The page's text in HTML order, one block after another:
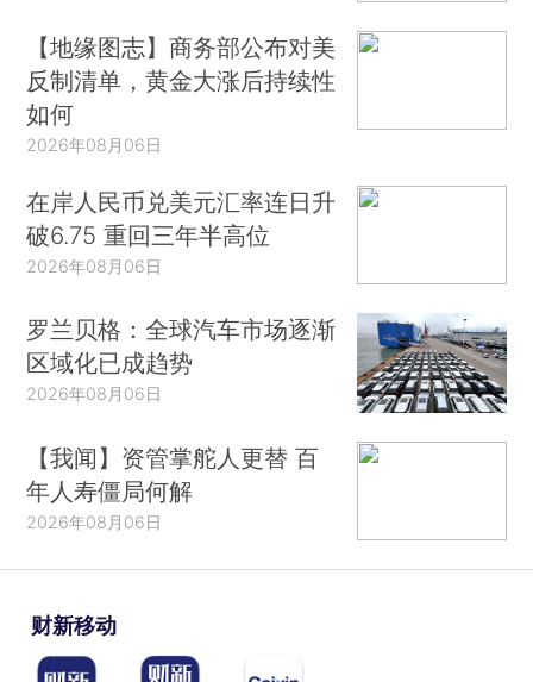
【地缘图志】商务部公布对美
反制清单，黄金大涨后持续性
如何
2026年08月06日
在岸人民币兑美元汇率连日升
破6.75 重回三年半高位
2026年08月06日
罗兰贝格：全球汽车市场逐渐
区域化已成趋势
2026年08月06日
【我闻】资管掌舵人更替 百
年人寿僵局何解
2026年08月06日
财新移动